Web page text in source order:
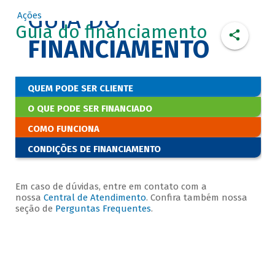
Ações
Guia do financiamento
GUIA DO
FINANCIAMENTO
QUEM PODE SER CLIENTE
O QUE PODE SER FINANCIADO
COMO FUNCIONA
CONDIÇÕES DE FINANCIAMENTO
Em caso de dúvidas, entre em contato com a
nossa Central de Atendimento. Confira também nossa
seção de Perguntas Frequentes.